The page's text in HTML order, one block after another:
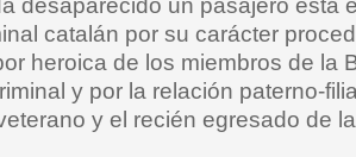
desaparecido un pasajero está
catalán por su carácter
heroica de los miembros de la
y por la relación paterno-
y el recién egresado de